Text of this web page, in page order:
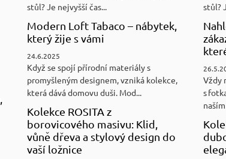
stůl? Je nejvyšší čas...
Modern Loft Tabaco – nábytek,
který žije s vámi
24.6.2025
Když se spojí přírodní materiály s
promyšleným designem, vzniká kolekce,
která dává domovu duši. Mod...
Kolekce ROSITA z
borovicového masivu: Klid,
vůně dřeva a stylový design do
vaší ložnice
stůl?
Vždy
s